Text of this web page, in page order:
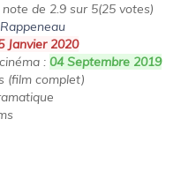
de 2.9 sur 5(25 votes)
Janvier 2020
:04 Septembre 2019
(film complet)